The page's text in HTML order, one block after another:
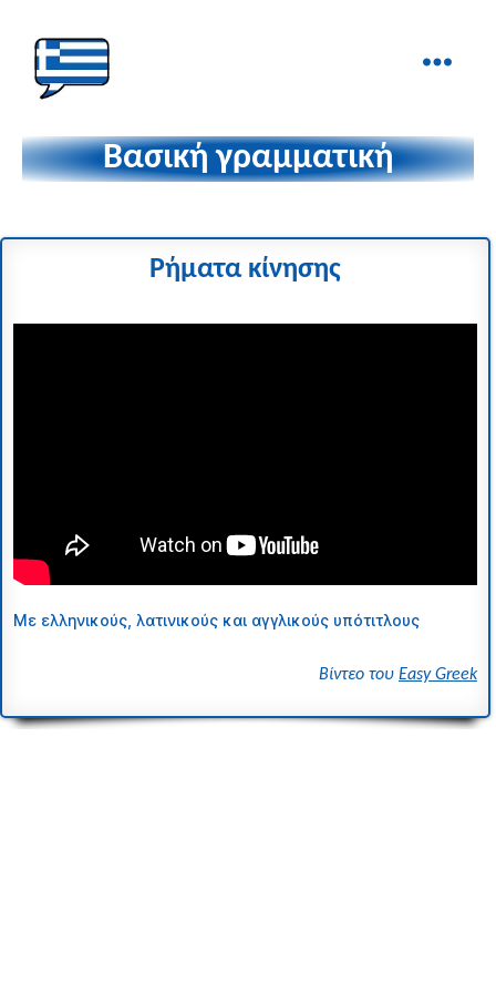
στα
Δάχτυλα!Βασική γραμματική
Ρήματα κίνησης
Με ελληνικούς, λατινικούς και αγγλικούς υπότιτλους
Βίντεο του Easy Greek